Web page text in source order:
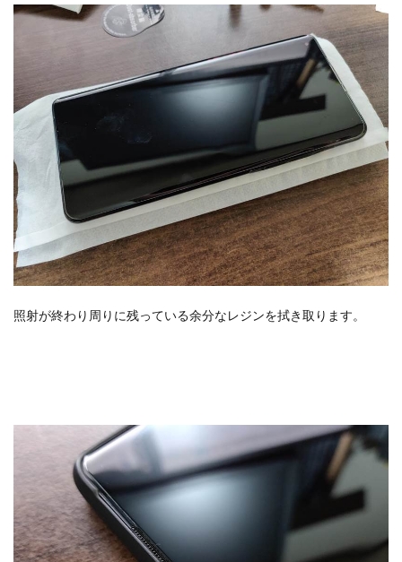
照射が終わり周りに残っている余分なレジンを拭き取ります。